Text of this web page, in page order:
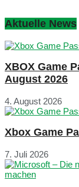
Aktuelle News
XBOX Game
August 2026
4. August 2026
Xbox Game
7. Juli 2026